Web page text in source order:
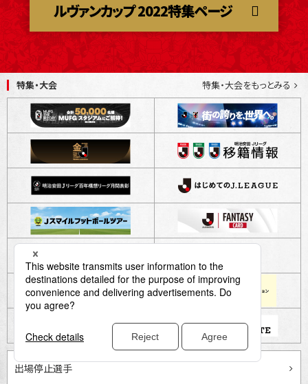
ルヴァンカップ 2022特集ページ
特集・大会 特集・大会をもっとみる
出場停止選手